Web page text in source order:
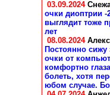
03.09.2024
очки диоптрии
выглядит тоже
лет
08.08.2024
Постоянно
очки от
комфортно
болеть, хотя
юбом случае.